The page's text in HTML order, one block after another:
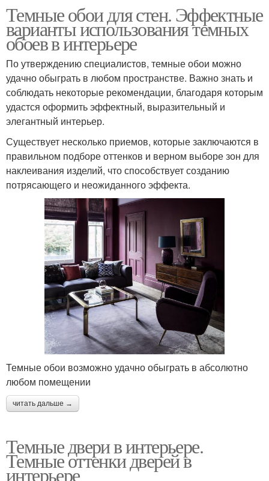
Темные обои для стен. Эффектные
варианты использования темных
обоев в интерьере
По утверждению специалистов, темные обои можно
удачно обыграть в любом пространстве. Важно знать и
соблюдать некоторые рекомендации, благодаря которым
удастся оформить эффектный, выразительный и
элегантный интерьер.
Существует несколько приемов, которые заключаются в
правильном подборе оттенков и верном выборе зон для
наклеивания изделий, что способствует созданию
потрясающего и неожиданного эффекта.
Темные обои возможно удачно обыграть в абсолютно
любом помещении
читать дальше →
Темные двери в интерьере.
Темные оттенки дверей в
интерьере